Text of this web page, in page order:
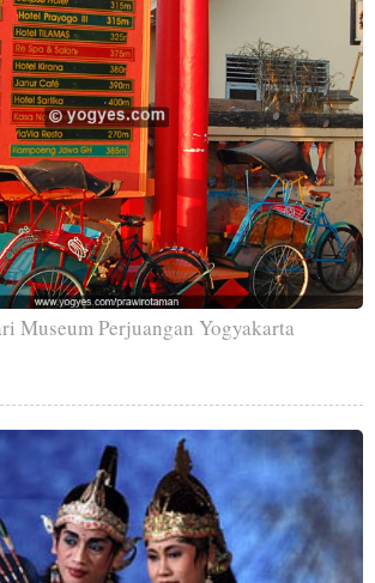
Museum Perjuangan Yogyakarta